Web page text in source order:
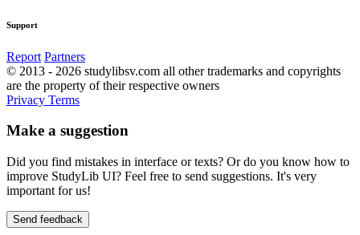
Support
Report Partners
© 2013 - 2026 studylibsv.com all other trademarks and copyrights
are the property of their respective owners
Privacy Terms
Make a suggestion
Did you find mistakes in interface or texts? Or do you know how to
improve StudyLib UI? Feel free to send suggestions. It's very
important for us!
Send feedback